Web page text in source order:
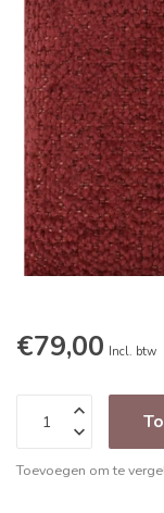
€79,00 Incl. btw
Toevoegen om te